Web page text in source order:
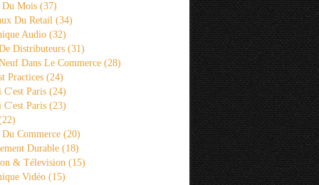
Mois (37)
Du Retail (34)
Audio (32)
Distributeurs (31)
Dans Le Commerce (28)
Practices (24)
Paris (24)
Paris (23)
Du Commerce (20)
Durable (18)
& Télevision (15)
Vidéo (15)